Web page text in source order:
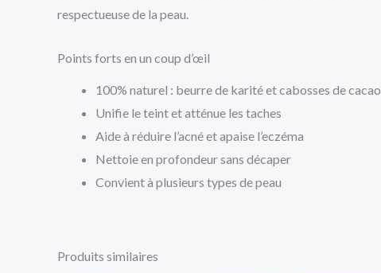
respectueuse de la peau.
Points forts en un coup d’œil
100% naturel : beurre de karité et cabosses de cacao
Unifie le teint et atténue les taches
Aide à réduire l’acné et apaise l’eczéma
Nettoie en profondeur sans décaper
Convient à plusieurs types de peau
Produits similaires